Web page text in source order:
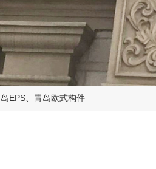
EPS、青岛欧式构件